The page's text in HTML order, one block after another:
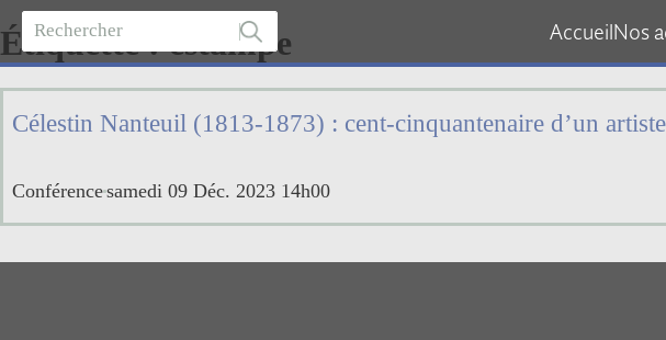
AccueilNos
Étiquette :estampe
Célestin Nanteuil (1813-1873) : cent-cinquantenaire d’un
Conférencesamedi 09 Déc. 2023 14h00